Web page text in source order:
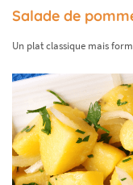
Salade de
Un plat classique mais